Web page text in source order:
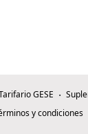
GESE
y condiciones